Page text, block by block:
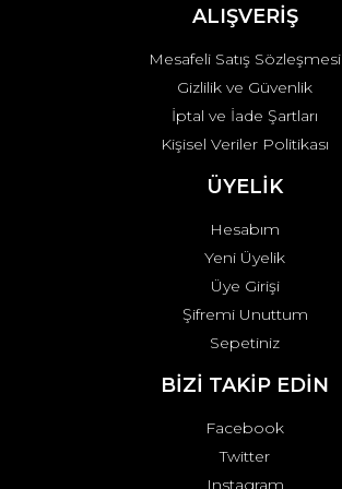
ALIŞVERİŞ
Mesafeli Satış Sözleşmesi
Gizlilik ve Güvenlik
İptal ve İade Şartları
Kişisel Veriler Politikası
ÜYELİK
Hesabım
Yeni Üyelik
Üye Girişi
Şifremi Unuttum
Sepetiniz
BİZİ TAKİP EDİN
Facebook
Twitter
Instagram